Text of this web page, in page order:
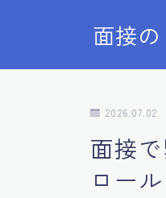
面接
2026.07.02
面接
ロー